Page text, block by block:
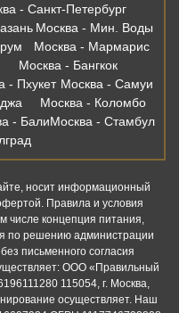
- Санкт-Петербург
Москва - Мин. Воды
Москва - Мармарис
Москва - Бангкок
- Пхукет Москва - Самуи
Москва - Коломбо
- БалиМосква - Стамбул
носит информационный
Правила и условия
числе концепция питания,
по решению администрации
письменного согласия
ООО «Правильный
115054, г. Москва,
осуществляет. Наш